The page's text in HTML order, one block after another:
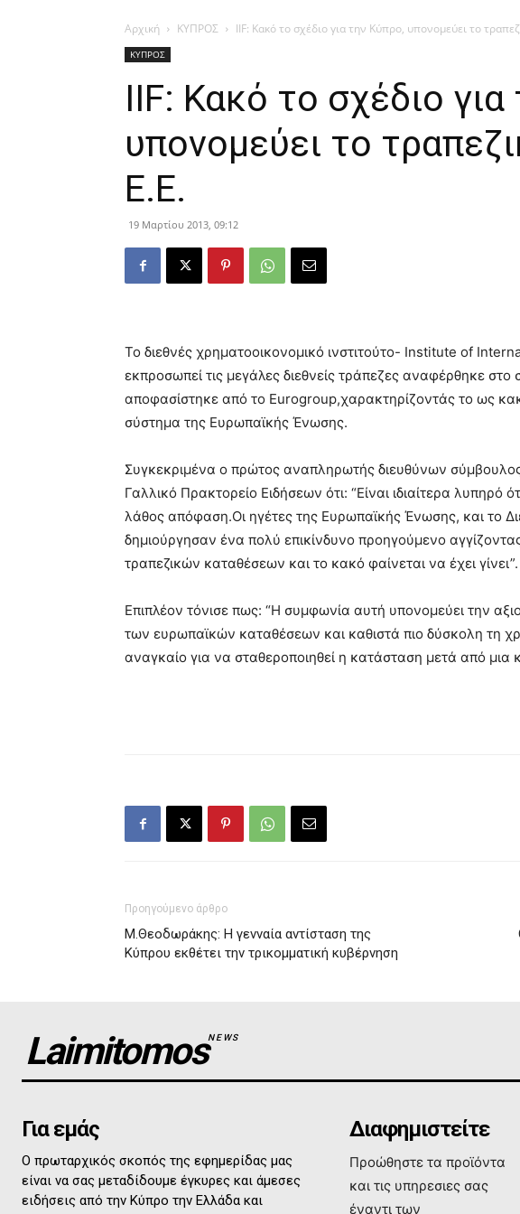
Αρχική ΚΥΠΡΟΣ IIF: Κακό το σχέδιο για την Κύπρο, υπονομεύει το
ΚΥΠΡΟΣ
IIF: Κακό το σχέδιο
υπονομεύει το
Ε.Ε.
19 Μαρτίου 2013, 09:12
Το διεθνές χρηματοοικονομικό ινστιτούτο- Institute of
εκπροσωπεί τις μεγάλες διεθνείς τράπεζες αναφέρθηκε
αποφασίστηκε από το Eurogroup,χαρακτηρίζοντάς το ως
σύστημα της Ευρωπαϊκής Ένωσης.
Συγκεκριμένα ο πρώτος αναπληρωτής διευθύνων
Γαλλικό Πρακτορείο Ειδήσεων ότι: “Είναι ιδιαίτερα λυπηρό
λάθος απόφαση.Οι ηγέτες της Ευρωπαϊκής Ένωσης, και το
δημιούργησαν ένα πολύ επικίνδυνο προηγούμενο
τραπεζικών καταθέσεων και το κακό φαίνεται να έχει γίνει”.
Επιπλέον τόνισε πως: “Η συμφωνία αυτή υπονομεύει την
των ευρωπαϊκών καταθέσεων και καθιστά πιο δύσκολη τη
αναγκαίο για να σταθεροποιηθεί η κατάσταση μετά από μια
Προηγούμενο άρθρο
Μ.Θεοδωράκης: Η γενναία αντίσταση της
Κύπρου εκθέτει την τρικομματική κυβέρνηση
LaimitomosNEWS
Για εμάς
Ο πρωταρχικός σκοπός της εφημερίδας μας
είναι να σας μεταδίδουμε έγκυρες και άμεσες
ειδήσεις από την Κύπρο την Ελλάδα και
Διαφημιστείτε
Προώθηστε τα προϊόντα
και τις υπηρεσιες σας
έναντι των